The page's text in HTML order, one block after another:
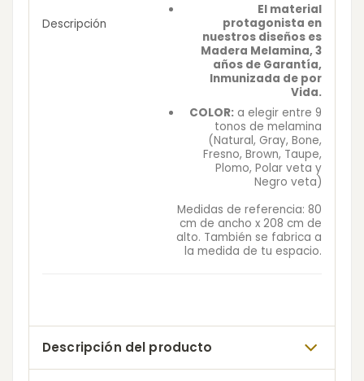
Descripción
El material
protagonista en
nuestros diseños es
Madera Melamina, 3
años de Garantía,
Inmunizada de por
Vida.
COLOR: a elegir entre 9
tonos de melamina
(Natural, Gray, Bone,
Fresno, Brown, Taupe,
Plomo, Polar veta y
Negro veta)
Medidas de referencia: 80
cm de ancho x 208 cm de
alto. También se fabrica a
la medida de tu espacio.
Descripción del producto